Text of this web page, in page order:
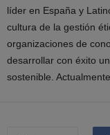
líder en España y
cultura de la gestión
organizaciones de
desarrollar con éxito
sostenible.